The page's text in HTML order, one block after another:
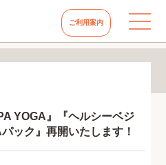
ご利用案内
YOGA』『ヘルシーベジ
ック』再開いたします！